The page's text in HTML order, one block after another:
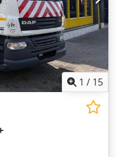
vehículos sin un
errores tipográficos y
1 / 15